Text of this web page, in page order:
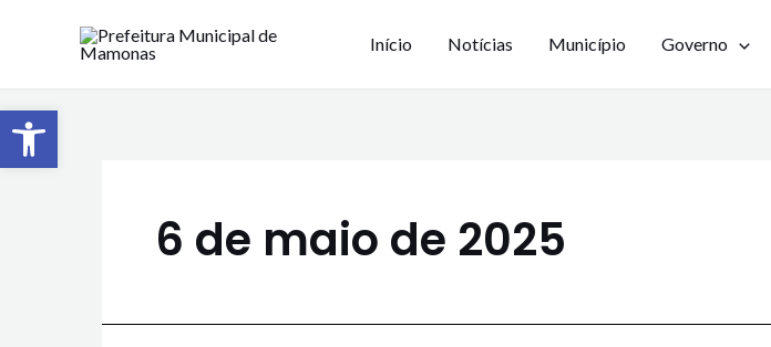
Início Notícias Município Governo
6 de maio de 2025
Barra de Ferramentas Aberta